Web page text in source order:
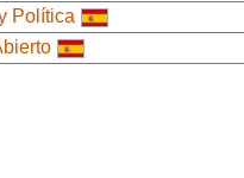
Política